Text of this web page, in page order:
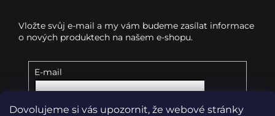
Dovolujeme si vás upozornit, že webové stránky
Vložte svůj e-mail a my vám budeme zasílat informace
o nových produktech na našem e-shopu.
E-mail
Vložením e-mailu souhlasíte s podmínkami